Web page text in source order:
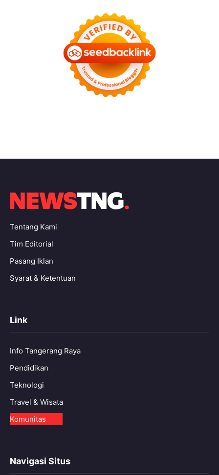
Tentang Kami
Tim Editorial
Pasang Iklan
Syarat & Ketentuan
Link
Info Tangerang Raya
Pendidikan
Teknologi
Travel & Wisata
Komunitas
Navigasi Situs